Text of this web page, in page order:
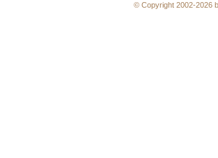
© Copyright 2002-2026